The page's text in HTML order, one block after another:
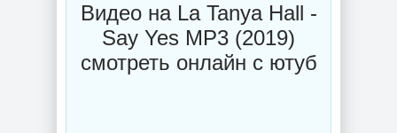
Видео на La Tanya Hall -
Say Yes MP3 (2019)
смотреть онлайн с ютуб